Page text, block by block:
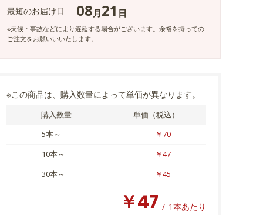
最短のお届け日 08月21 日
※天候・事故などにより遅延する場合がございます。余裕を持っての
ご注文をお願いいいたします。
※この商品は、購入数量によって単価が異なります。
購入数量
単価（税込）
5本～
￥70
10本～
￥47
30本～
￥45
￥47 / 1本あたり